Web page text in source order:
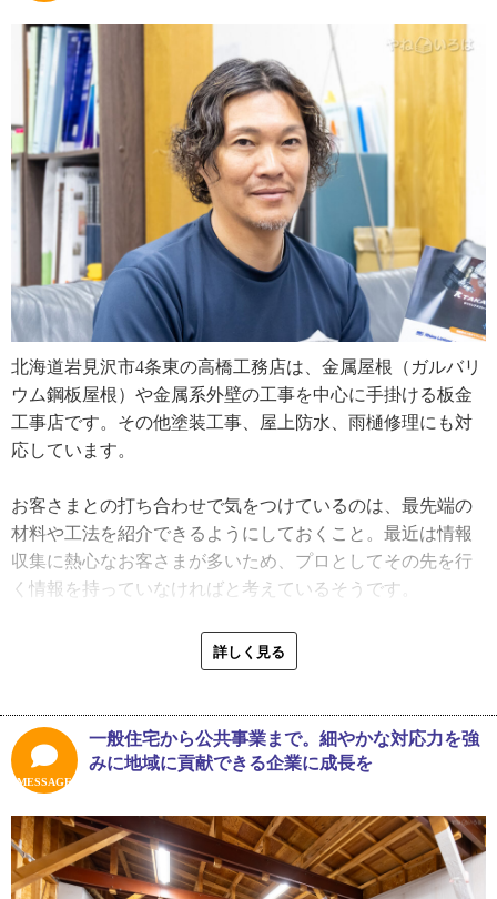
様子。しかし、中学から高校まで続けた剣道で礼儀や挨拶
を厳しく指導され、その習慣が大人になった今もすごく役
に立っているそうです。
そして高校卒業後はアルバイトをしていた高橋工務店へ入
社しました。高橋工務店は豊さんの奥さんの実家で、高校
生時代から親御さん公認のお付き合いだったと懐かしそう
に当時を振り返ります。
豊さんが新人の頃は、親方や先輩が手取り足取り技術を教
えてくれる時代ではありませんでした。「見て覚える」の
が身に付かなかったといいます。
「職業訓練校の板金科に通って、現場と並行して学校でも
技術を学びました。一緒に学んだ友人たちとは今でも組合
ら代表取締役になれと言われたのは結構突然でした。４７
歳の時だったかな。まわりの工事店さんが代替わりを始め
た頃で、妻の父も『会社の若返り』を考えたんだと思いま
代表取締役就任後は職人として、そして経営者として、先
の言葉には「スタッフの和で会社が成り立っている」とい
う意味が込められています。豊さんが代表取締役になって
から作った社訓は、先代のその想いがベースになっている
そうです。
高橋工務店では防水素材のポリウレアの取り扱いをしてい
ます。ポリウレアは板金の上から塗布できる樹脂の防水素
北海道岩見沢市4条東の高橋工務店は、金属屋根（ガルバリ
ウム鋼板屋根）や金属系外壁の工事を中心に手掛ける板金
工事店です。その他塗装工事、屋上防水、雨樋修理にも対
応しています。
お客さまとの打ち合わせで気をつけているのは、最先端の
材料や工法を紹介できるようにしておくこと。最近は情報
収集に熱心なお客さまが多いため、プロとしてその先を行
く情報を持っていなければと考えているそうです。
「一般のお客さまがホームページの内容をけっこう覚えて
いらっしゃるんですよ。紹介したものを『それ知ってま
工写真を参考にしながら素材から詳しく話をしたりします
ね。仕上がりはカラーシミュレーションを使った資料をお
見せすると、イメージが湧きやすいのでとても喜ばれま
実際の施工事例では、屋根の長い板金を葺き替えるとい
う、これぞ板金工事というエピソードが挙がりました。屋
詳しく見る
MESSAGE
一般住宅から公共事業まで。細やかな対応力を強
みに地域に貢献できる企業に成長を